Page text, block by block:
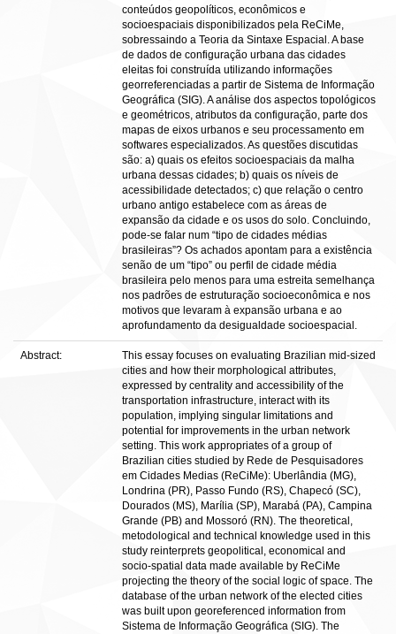
conteúdos geopolíticos, econômicos e
socioespaciais disponibilizados pela ReCiMe,
sobressaindo a Teoria da Sintaxe Espacial. A base
de dados de configuração urbana das cidades
eleitas foi construída utilizando informações
georreferenciadas a partir de Sistema de Informação
Geográfica (SIG). A análise dos aspectos topológicos
e geométricos, atributos da configuração, parte dos
mapas de eixos urbanos e seu processamento em
softwares especializados. As questões discutidas
são: a) quais os efeitos socioespaciais da malha
urbana dessas cidades; b) quais os níveis de
acessibilidade detectados; c) que relação o centro
urbano antigo estabelece com as áreas de
expansão da cidade e os usos do solo. Concluindo,
pode-se falar num “tipo de cidades médias
brasileiras”? Os achados apontam para a existência
senão de um “tipo” ou perfil de cidade média
brasileira pelo menos para uma estreita semelhança
nos padrões de estruturação socioeconômica e nos
motivos que levaram à expansão urbana e ao
aprofundamento da desigualdade socioespacial.
Abstract:
This essay focuses on evaluating Brazilian mid-sized
cities and how their morphological attributes,
expressed by centrality and accessibility of the
transportation infrastructure, interact with its
population, implying singular limitations and
potential for improvements in the urban network
setting. This work appropriates of a group of
Brazilian cities studied by Rede de Pesquisadores
em Cidades Medias (ReCiMe): Uberlândia (MG),
Londrina (PR), Passo Fundo (RS), Chapecó (SC),
Dourados (MS), Marília (SP), Marabá (PA), Campina
Grande (PB) and Mossoró (RN). The theoretical,
metodological and technical knowledge used in this
study reinterprets geopolitical, economical and
socio-spatial data made available by ReCiMe
projecting the theory of the social logic of space. The
database of the urban network of the elected cities
was built upon georeferenced information from
Sistema de Informação Geográfica (SIG). The